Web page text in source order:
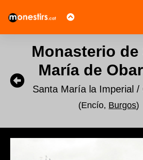
Monasterio de
María de
Santa María la Imperial /
(Encío, Burgos)